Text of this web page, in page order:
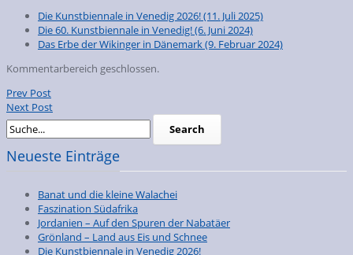
Die Kunstbiennale in Venedig 2026!(11. Juli 2025)
Die 60. Kunstbiennale in Venedig!(6. Juni 2024)
Das Erbe der Wikinger in Dänemark(9. Februar 2024)
Kommentarbereich geschlossen.
Prev Post
Next Post
Neueste Einträge
Banat und die kleine Walachei
Faszination Südafrika
Jordanien – Auf den Spuren der Nabatäer
Grönland – Land aus Eis und Schnee
Die Kunstbiennale in Venedig 2026!